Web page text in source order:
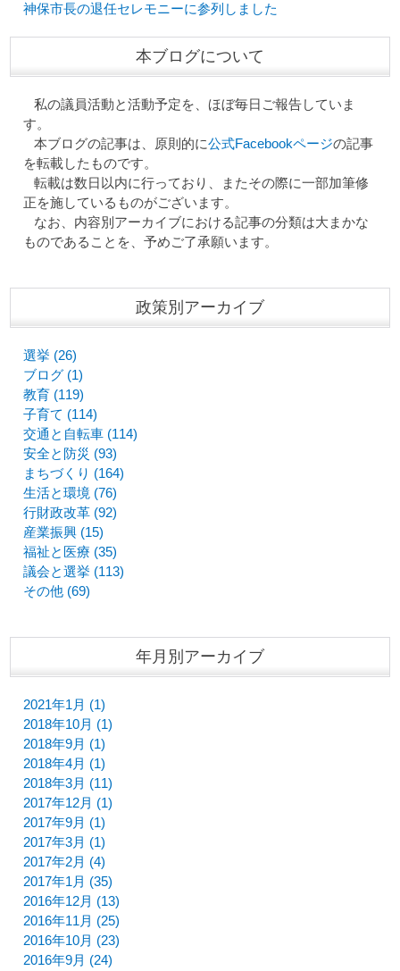
神保市長の退任セレモニーに参列しました
本ブログについて
私の議員活動と活動予定を、ほぼ毎日ご報告していま
す。
本ブログの記事は、原則的に公式Facebookページの記事
を転載したものです。
転載は数日以内に行っており、またその際に一部加筆修
正を施しているものがございます。
なお、内容別アーカイブにおける記事の分類は大まかな
ものであることを、予めご了承願います。
政策別アーカイブ
選挙 (26)
ブログ (1)
教育 (119)
子育て (114)
交通と自転車 (114)
安全と防災 (93)
まちづくり (164)
生活と環境 (76)
行財政改革 (92)
産業振興 (15)
福祉と医療 (35)
議会と選挙 (113)
その他 (69)
年月別アーカイブ
2021年1月 (1)
2018年10月 (1)
2018年9月 (1)
2018年4月 (1)
2018年3月 (11)
2017年12月 (1)
2017年9月 (1)
2017年3月 (1)
2017年2月 (4)
2017年1月 (35)
2016年12月 (13)
2016年11月 (25)
2016年10月 (23)
2016年9月 (24)